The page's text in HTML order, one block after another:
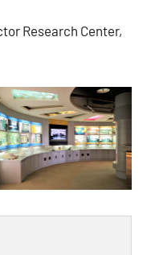
Research Center,